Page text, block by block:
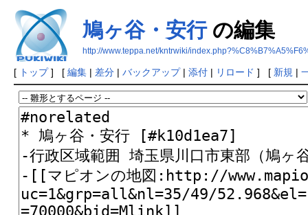
鳩ヶ谷・安行の編集
http://www.teppa.net/kntrwiki/
[ トップ] [ 編集| 差分| バックアップ| 添付| リロード ] [ 新規 |